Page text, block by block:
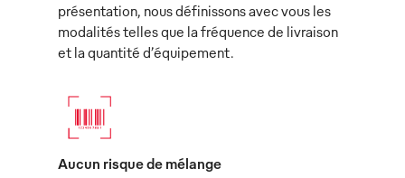
présentation, nous définissons avec vous les
modalités telles que la fréquence de livraison
et la quantité d’équipement.
Aucun risque de mélange